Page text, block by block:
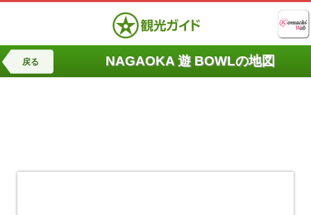
戻る NAGAOKA 遊 BOWLの地図